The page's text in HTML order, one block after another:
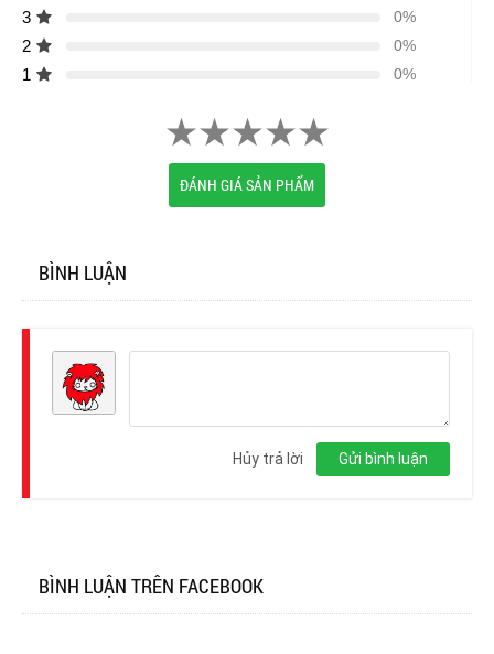
3 0%
2 0%
1 0%
ĐÁNH GIÁ SẢN PHẨM
BÌNH LUẬN
Gửi bình luận
Hủy trả lời
BÌNH LUẬN TRÊN FACEBOOK